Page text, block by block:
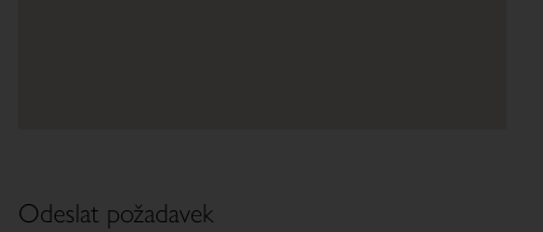
Odeslat požadavek